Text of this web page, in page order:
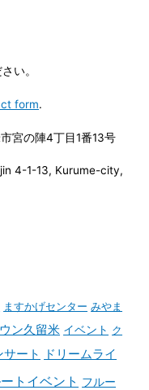
い。
form.
宮の陣4丁目1番13号
4-1-13, Kurume-city,
ますかげセンター みやま
ン久留米 イベント ク
サート
ドリームライ
トイベント フルー